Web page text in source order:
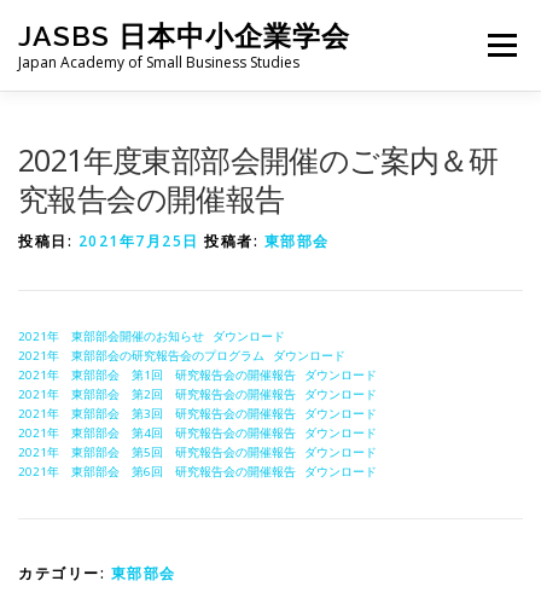
JASBS 日本中小企業学会
Japan Academy of Small Business Studies
メニュー
2021年度東部部会開催のご案内＆研
究報告会の開催報告
投稿日: 2021年7月25日 投稿者: 東部部会
2021年 東部部会開催のお知らせ
ダウンロード
2021年 東部部会の研究報告会のプログラム
ダウンロード
2021年 東部部会 第1回 研究報告会の開催報告
ダウンロード
2021年 東部部会 第2回 研究報告会の開催報告
ダウンロード
2021年 東部部会 第3回 研究報告会の開催報告
ダウンロード
2021年 東部部会 第4回 研究報告会の開催報告
ダウンロード
2021年 東部部会 第5回 研究報告会の開催報告
ダウンロード
2021年 東部部会 第6回 研究報告会の開催報告
ダウンロード
カテゴリー: 東部部会